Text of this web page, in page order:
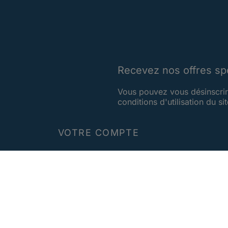
Recevez nos offres
Vous pouvez vous
conditions d'utilisation du
VOTRE COMPTE